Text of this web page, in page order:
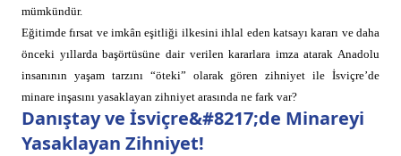
Danıştay ve İsviçre&#8217;de Minareyi
Yasaklayan Zihniyet!
mümkündür.
Eğitimde fırsat ve imkân eşitliği ilkesini ihlal eden katsayı kararı ve daha
önceki yıllarda başörtüsüne dair verilen kararlara imza atarak Anadolu
insanının yaşam tarzını “öteki” olarak gören zihniyet ile İsviçre’de
minare inşasını yasaklayan zihniyet arasında ne fark var?